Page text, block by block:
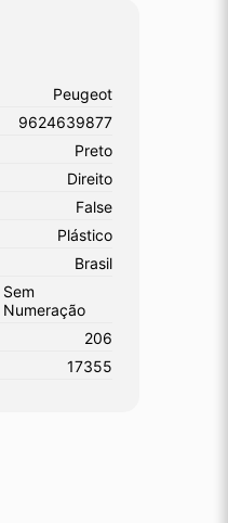
Peugeot
9624639877
Preto
Direito
False
Plástico
Brasil
Sem
Numeração
206
17355